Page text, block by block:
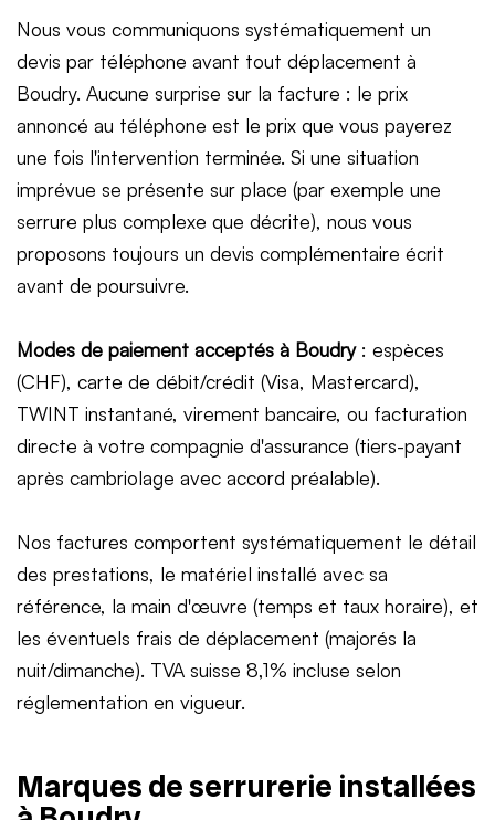
Nous vous communiquons systématiquement un
devis par téléphone avant tout déplacement à
Boudry. Aucune surprise sur la facture : le prix
annoncé au téléphone est le prix que vous payerez
une fois l'intervention terminée. Si une situation
imprévue se présente sur place (par exemple une
serrure plus complexe que décrite), nous vous
proposons toujours un devis complémentaire écrit
avant de poursuivre.
Modes de paiement acceptés à Boudry: espèces
(CHF), carte de débit/crédit (Visa, Mastercard),
TWINT instantané, virement bancaire, ou facturation
directe à votre compagnie d'assurance (tiers-payant
après cambriolage avec accord préalable).
Nos factures comportent systématiquement le détail
des prestations, le matériel installé avec sa
référence, la main d'œuvre (temps et taux horaire), et
les éventuels frais de déplacement (majorés la
nuit/dimanche). TVA suisse 8,1% incluse selon
réglementation en vigueur.
Marques de serrurerie installées